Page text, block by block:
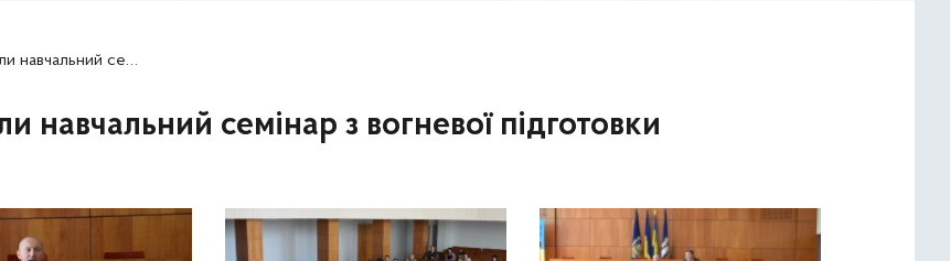
з вогневої підготовки
навчальний семінар з вогневої підготовки